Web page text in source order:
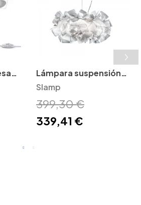
Lámpara suspensión
Clizia Slamp
Slamp
399,30 €
339,41 €